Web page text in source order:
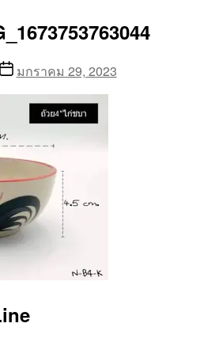
Postมกราคม 29, 2023